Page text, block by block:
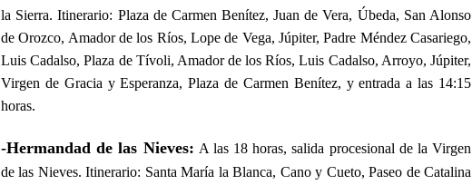
la Sierra. Itinerario: Plaza de Carmen Benítez, Juan de Vera, Úbeda, San Alonso
de Orozco, Amador de los Ríos, Lope de Vega, Júpiter, Padre Méndez Casariego,
Luis Cadalso, Plaza de Tívoli, Amador de los Ríos, Luis Cadalso, Arroyo, Júpiter,
Virgen de Gracia y Esperanza, Plaza de Carmen Benítez, y entrada a las 14:15
horas.
-Hermandad de las Nieves: A las 18 horas, salida procesional de la Virgen
de las Nieves. Itinerario: Santa María la Blanca, Cano y Cueto, Paseo de Catalina